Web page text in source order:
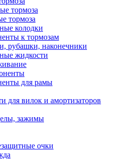
тормоза
тормоза
колодки
к тормозам
рубашки, наконечники
жидкости
для рамы
для вилок и амортизаторов
зажимы
очки